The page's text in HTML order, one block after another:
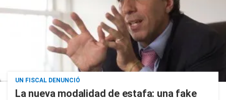
UN FISCAL DENUNCIÓ
La nueva modalidad de estafa: una fake